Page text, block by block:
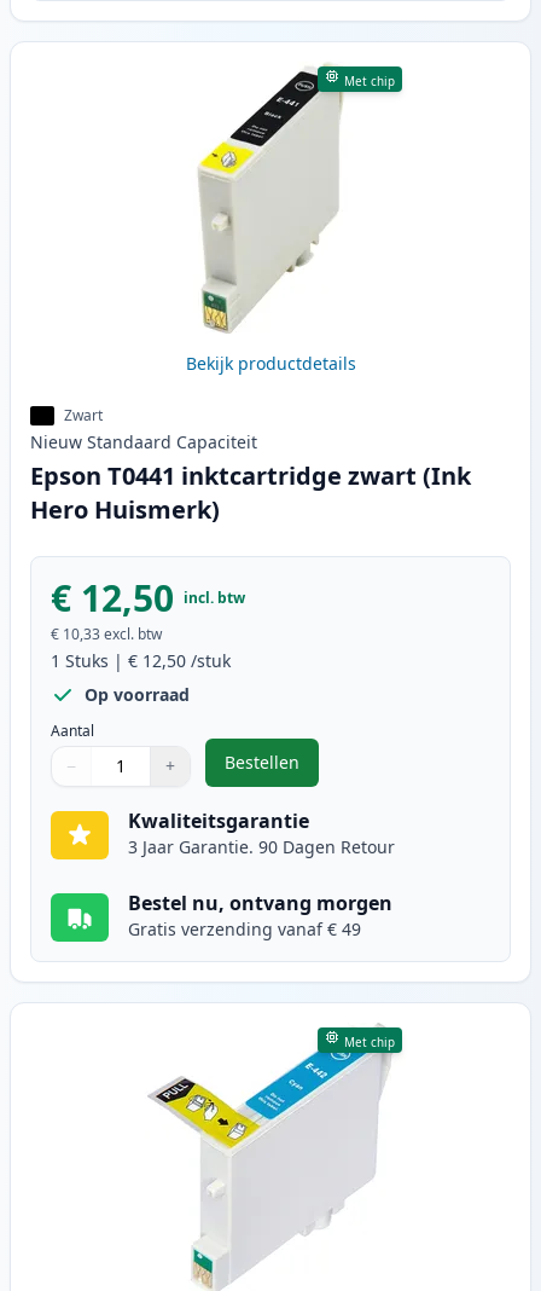
Met chip
Bekijk productdetails
Zwart
Nieuw Standaard Capaciteit
Epson T0441 inktcartridge zwart (Ink
Hero Huismerk)
€ 12,50 incl. btw
€ 10,33excl. btw
1 Stuks | € 12,50 /stuk
Op voorraad
Aantal
Gebruik de knoppen om aan te passen
− +
1
Bestellen
,Epson T0441 inktcartridge zwart
Kwaliteitsgarantie
3 Jaar Garantie. 90 Dagen Retour
Bestel nu, ontvang morgen
Gratis verzending vanaf € 49
Met chip